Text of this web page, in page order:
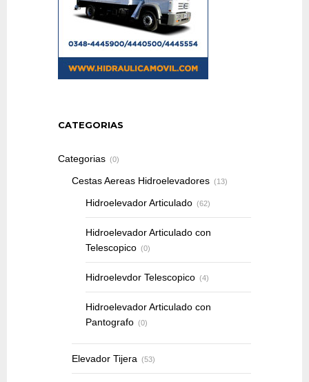
CATEGORIAS
Categorias (0)
Cestas Aereas Hidroelevadores (13)
Hidroelevador Articulado (62)
Hidroelevador Articulado con
Telescopico (0)
Hidroelevdor Telescopico (4)
Hidroelevador Articulado con
Pantografo (0)
Elevador Tijera (53)